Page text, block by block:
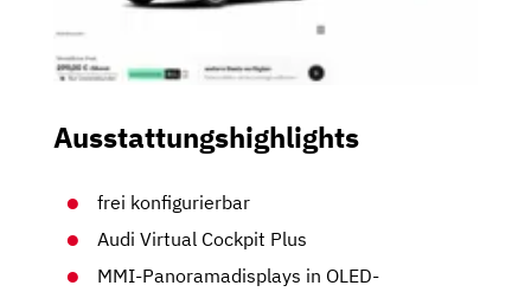
Ausstattungshighlights
frei konfigurierbar
Audi Virtual Cockpit Plus
MMI-Panoramadisplays in OLED-